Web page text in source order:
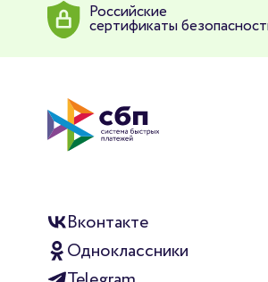
Российские
сертификаты
Вконтакте
Одноклассники